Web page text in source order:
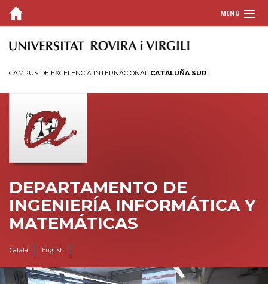
MENÚ
EL DEPARTAMENTO
DOCENCIA
INVESTIGACIÓN
CAMPUS DE EXCELENCIA INTERNACIONAL CATALUÑA SUR
DEPARTAMENTO DE
INGENIERÍA INFORMÁTICA Y
MATEMÁTICAS
Català English